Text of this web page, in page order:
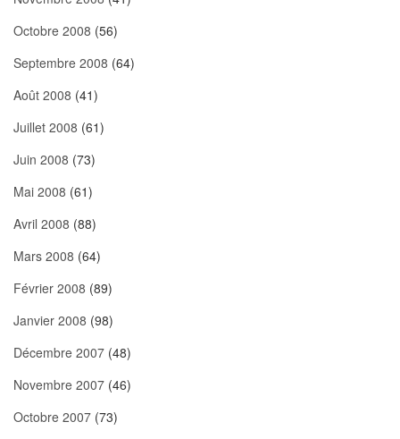
Octobre 2008 (56)
Septembre 2008 (64)
Août 2008 (41)
Juillet 2008 (61)
Juin 2008 (73)
Mai 2008 (61)
Avril 2008 (88)
Mars 2008 (64)
Février 2008 (89)
Janvier 2008 (98)
Décembre 2007 (48)
Novembre 2007 (46)
Octobre 2007 (73)